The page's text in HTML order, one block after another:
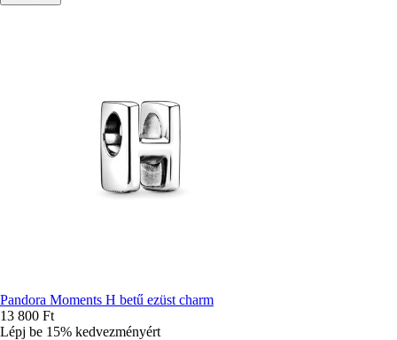
Pandora Moments H betű ezüst charm
13 800 Ft
Lépj be 15% kedvezményért